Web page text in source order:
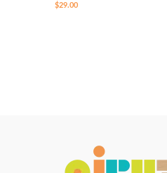
$29.00